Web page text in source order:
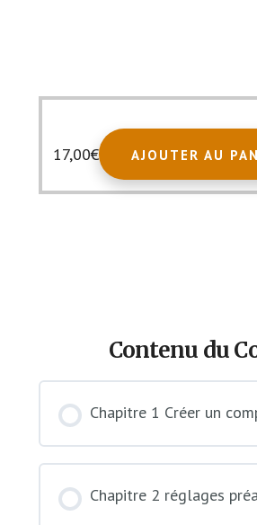
17,00€ AJOUTER AU
Contenu du
Chapitre 1 Créer un
Chapitre 2 réglages